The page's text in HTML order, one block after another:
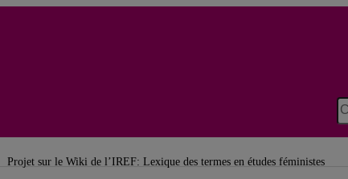
Projet sur le Wiki de l’IREF: Lexique des termes en études féministes